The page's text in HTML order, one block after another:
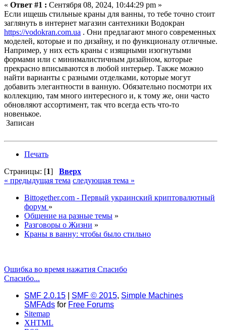
« Ответ #1 : Сентября 08, 2024, 10:44:29 pm »
Если ищешь стильные краны для ванны, то тебе точно стоит
заглянуть в интернет магазин сантехники Водокран
https://vodokran.com.ua . Они предлагают много современных
моделей, которые и по дизайну, и по функционалу отличные.
Например, у них есть краны с изящными изогнутыми
формами или с минималистичным дизайном, которые
прекрасно вписываются в любой интерьер. Также можно
найти варианты с разными отделками, которые могут
добавить элегантности в ванную. Обязательно посмотри их
коллекцию, там много интересного и, к тому же, они часто
обновляют ассортимент, так что всегда есть что-то
новенькое.
Записан
Печать
Страницы: [1] Вверх
« предыдущая тема следующая тема »
Bittogether.com - Первый украинский криптовалютный
форум »
Общение на разные темы »
Разговоры о Жизни »
Краны в ванну: чтобы было стильно
Ошибка во время нажатия Спасибо
Спасибо...
SMF 2.0.15
SMF © 2015, Simple Machines
SMFAds for Free Forums
Sitemap
XHTML